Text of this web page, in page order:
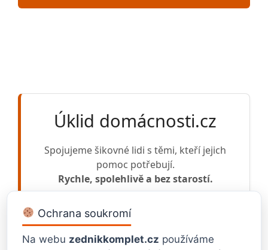
Úklid domácnosti.cz
Spojujeme šikovné lidi s těmi, kteří jejich
pomoc potřebují.
Rychle, spolehlivě a bez starostí.
VLOŽIT POPTÁVKU CHCI ZAKÁZKY
Ochrana soukromí
Na webu zednikkomplet.cz používáme